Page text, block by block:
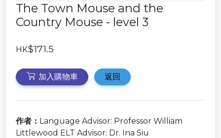
The Town Mouse and the
Country Mouse - level 3
HK$171.5
加入購物車 返回
作者： Language Advisor: Professor William
Littlewood ELT Advisor: Dr. Ina Siu